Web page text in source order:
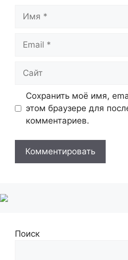
Имя
Email
Сайт
Сохранить моё имя,
этом браузере для
комментариев.
Поиск